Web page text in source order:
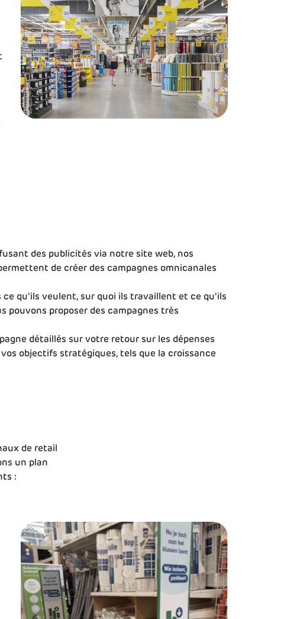
des publicités via notre site web, nos
de créer des campagnes omnicanales
qu'ils veulent, sur quoi ils travaillent et ce qu'ils
pouvons proposer des campagnes très
détaillés sur votre retour sur les dépenses
objectifs stratégiques, tels que la croissance
de retail
un plan
: